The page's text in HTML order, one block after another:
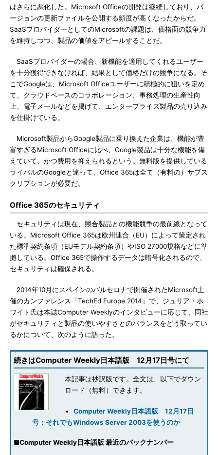
はさらに悪化した。Microsoft Officeの開発は継続しており、バ
ージョンの更新ファイルを公開する頻度が高くなったからだ。
SaaSプロバイダーとしてのMicrosoftの課題は、価格面の競争力
を維持しつつ、製品の価値をアピールすることだ。
SaaSプロバイダーの場合、新機能を適用してくれるユーザー
を十分獲得できなければ、結果として価格だけの競争になる。そ
こでGoogleは、Microsoft Officeユーザーに積極的に狙いを定め
て、クラウドベースのコラボレーション、事務処理の生産性向
上、電子メールなどを掲げて、エンタープライズ製品の売り込み
を仕掛けている。
Microsoft製品からGoogle製品に乗り換えた企業は、機能が豊
富すぎるMicrosoft Officeに比べ、Google製品は十分な機能を備
えていて、かつ費用を抑えられるという。無料版を提供している
ライバルのGoogleと違って、Office 365は全て（有料の）サブス
クリプションが必要だ。
Office 365のセキュリティ
セキュリティは現在、競合製品との機能競争の最前線となって
いる。Microsoft Office 365は欧州連合（EU）によって策定され
た標準契約条項（EUモデル契約条項）やISO 27000規格などに準
拠している。Office 365で操作するデータは暗号化されるので、
セキュリティは確保される。
2014年10月にスペインのバルセロナで開催されたMicrosoft主
催のカンファレンス「TechEd Europe 2014」で、ジュリア・ホ
ワイト氏は本誌Computer Weeklyのインタビューに応じて、同社
がセキュリティと製品の使いやすさとのバランスをどう取ってい
るかについて、次のように語った。
続きはComputer Weekly日本語版 12月17日号にて
本記事は抄訳版です。全文は、以下でダウン
ロード（無料）できます。
Computer Weekly日本語版 12月17日
号：それでもWindows Server 2003を使うのか
■Computer Weekly日本語版 最近のバックナンバー